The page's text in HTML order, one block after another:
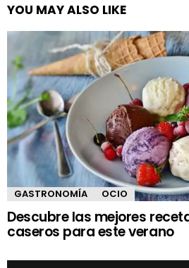
YOU MAY ALSO LIKE
GASTRONOMÍA OCIO
Descubre las mejores
caseros para este verano